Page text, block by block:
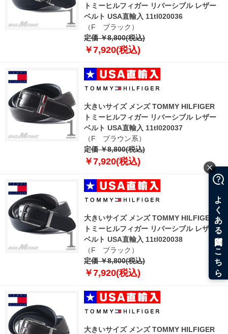
トミーヒルフィガー リバーシブル レザー
ベルト USA直輸入 11tl020036
（F ブラック）
定価 ￥8,800(税込)
￥7,920(税込)
大きいサイズ メンズ TOMMY HILFIGER
トミーヒルフィガー リバーシブル レザー
ベルト USA直輸入 11tl020037
（F ブラウン系）
定価 ￥8,800(税込)
￥7,920(税込)
大きいサイズ メンズ TOMMY HILFIGER
トミーヒルフィガー リバーシブル レザー
ベルト USA直輸入 11tl020038
（F ブラック）
定価 ￥8,800(税込)
￥7,920(税込)
大きいサイズ メンズ TOMMY HILFIGER